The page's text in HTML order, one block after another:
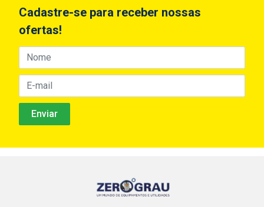
Cadastre-se para receber nossas
ofertas!